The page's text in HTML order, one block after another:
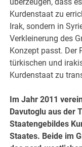
Kurdenstaat zu
Irak, sondern in
Verkleinerung des
Konzept passt. Der
türkischen und
Kurdenstaat zu
Im Jahr 2011
Davutoglu aus der
Staatengebildes
Staates. Beide im